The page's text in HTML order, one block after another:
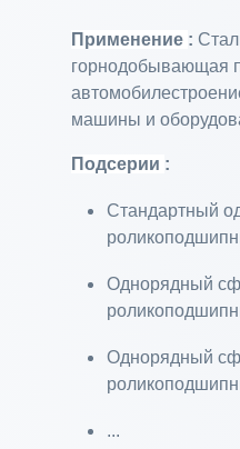
Применение :
горнодобывающая
машины и
Подсерии :
Стандартный
Однорядный
Однорядный
...